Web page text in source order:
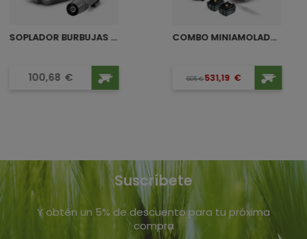
SOPLADOR BURBUJAS JUGUETE...
Precio
100,68 €
COMBO MINIAMOLADORA 125MM +...
Precio base
605€Precio
531,19 €
Suscríbete
Y obtén un 5% de descuento para tu próxima
compra